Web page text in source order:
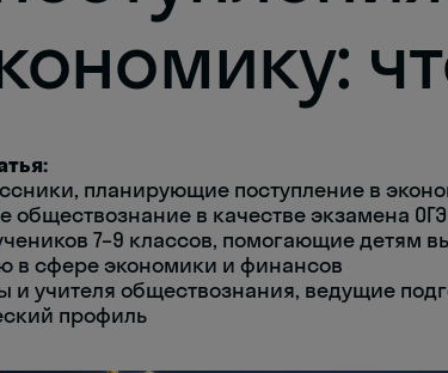
планирующие поступление в
обществознание в качестве экзамена ОГЭ
7–9 классов, помогающие детям
в сфере экономики и финансов
и учителя обществознания, ведущие
профиль